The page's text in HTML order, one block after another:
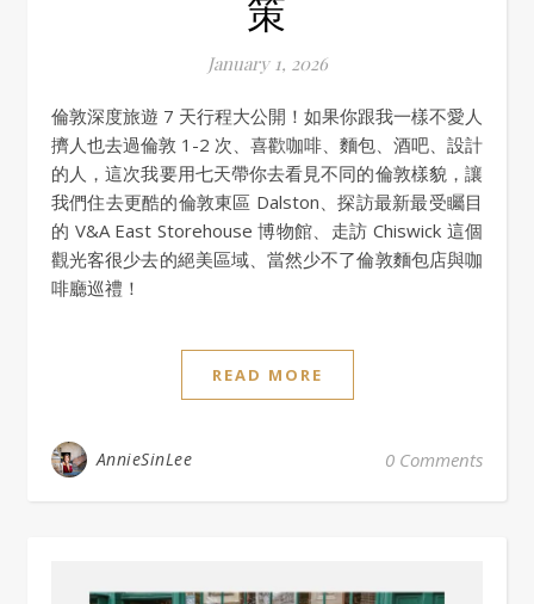
策
January 1, 2026
倫敦深度旅遊 7 天行程大公開！如果你跟我一樣不愛人
擠人也去過倫敦 1-2 次、喜歡咖啡、麵包、酒吧、設計
的人，這次我要用七天帶你去看見不同的倫敦樣貌，讓
我們住去更酷的倫敦東區 Dalston、探訪最新最受矚目
的 V&A East Storehouse 博物館、走訪 Chiswick 這個
觀光客很少去的絕美區域、當然少不了倫敦麵包店與咖
啡廳巡禮！
READ MORE
AnnieSinLee 0 Comments